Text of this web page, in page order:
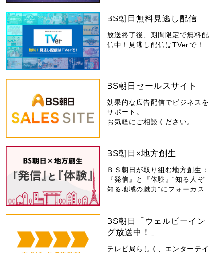
BS朝日無料見逃し配信
放送終了後、期間限定で無料配
信中！見逃し配信はTVerで！
BS朝日セールスサイト
効果的な広告配信でビジネスを
サポート。
お気軽にご相談ください。
BS朝日×地方創生
ＢＳ朝日が取り組む地方創生：
『発信』と『体験』“知る人ぞ
知る地域の魅力”にフォーカス
BS朝日「ウェルビーイン
グ放送中！」
テレビ局らしく、エンターテイ